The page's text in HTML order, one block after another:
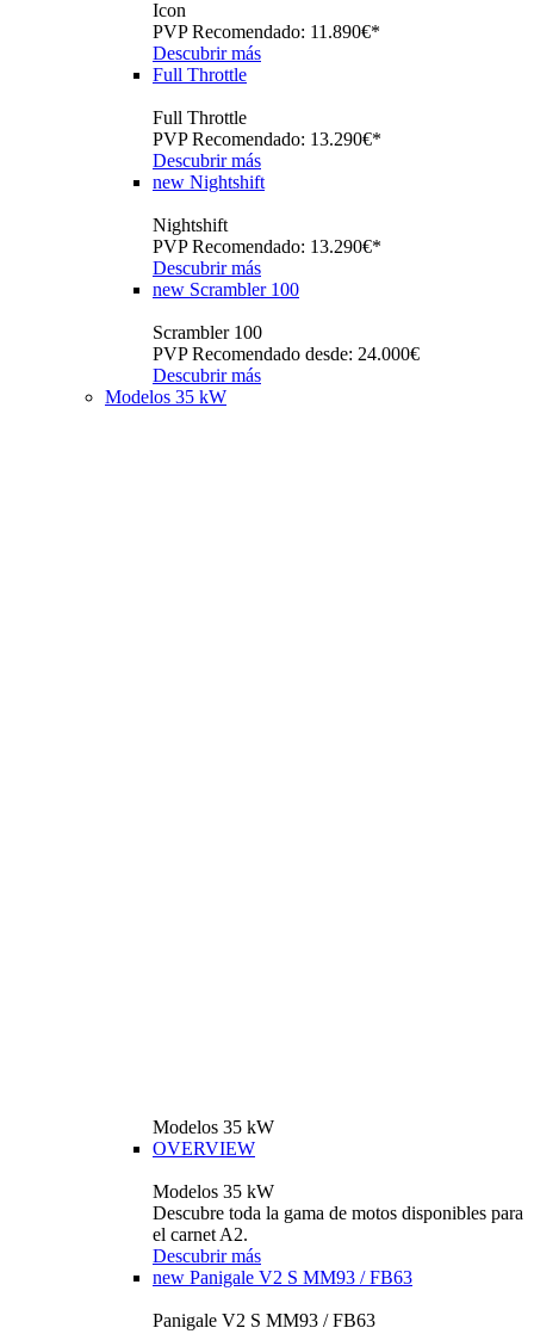
Icon
PVP Recomendado: 11.890€*
Descubrir más
Full Throttle
Full Throttle
PVP Recomendado: 13.290€*
Descubrir más
new Nightshift
Nightshift
PVP Recomendado: 13.290€*
Descubrir más
new Scrambler 100
Scrambler 100
PVP Recomendado desde: 24.000€
Descubrir más
Modelos 35 kW
Modelos 35 kW
OVERVIEW
Modelos 35 kW
Descubre toda la gama de motos disponibles para
el carnet A2.
Descubrir más
new Panigale V2 S MM93 / FB63
Panigale V2 S MM93 / FB63